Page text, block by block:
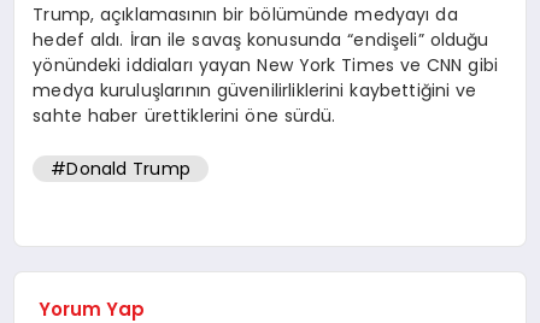
Trump, açıklamasının bir bölümünde medyayı da
hedef aldı. İran ile savaş konusunda “endişeli” olduğu
yönündeki iddiaları yayan New York Times ve CNN gibi
medya kuruluşlarının güvenilirliklerini kaybettiğini ve
sahte haber ürettiklerini öne sürdü.
#Donald Trump
Yorum Yap